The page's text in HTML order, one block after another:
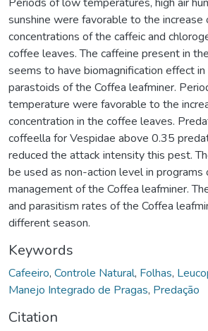
sunshine were favorable to the increase
concentrations of the caffeic and
coffee leaves. The caffeine present in
seems to have biomagnification effect
parastoids of the Coffea leafminer.
temperature were favorable to the
concentration in the coffee leaves.
coffeella for Vespidae above 0.35
reduced the attack intensity this pest.
be used as non-action level in
management of the Coffea leafminer.
and parasitism rates of the Coffea
different season.
Keywords
Cafeeiro, Controle Natural, Folhas,
Manejo Integrado de Pragas, Predação
Citation